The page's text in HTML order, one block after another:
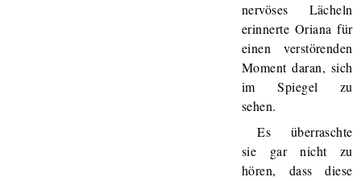
nervöses Lächeln
erinnerte Oriana für
einen verstörenden
Moment daran, sich
im Spiegel zu
sehen.
Es überraschte
sie gar nicht zu
hören, dass diese